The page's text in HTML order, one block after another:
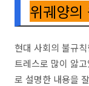
위궤양의
현대 사회의 불규
트레스로 많이 앓
로 설명한 내용을